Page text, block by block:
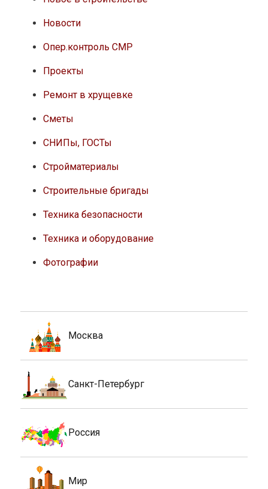
Новости
Опер.контроль СМР
Проекты
Ремонт в хрущевке
Сметы
СНИПы, ГОСТы
Стройматериалы
Строительные бригады
Техника безопасности
Техника и оборудование
Фотографии
Москва
Санкт-Петербург
Россия
Мир